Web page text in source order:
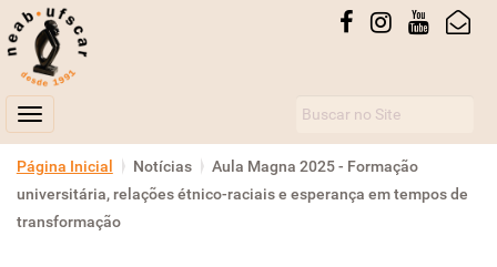
Busca
Toggle navigation
Página Inicial Notícias
Aula Magna 2025 - Formação
universitária, relações étnico-raciais e esperança em tempos de
transformação